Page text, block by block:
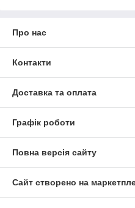
Про нас
Контакти
Доставка та оплата
Графік роботи
Повна версія сайту
Сайт створено на